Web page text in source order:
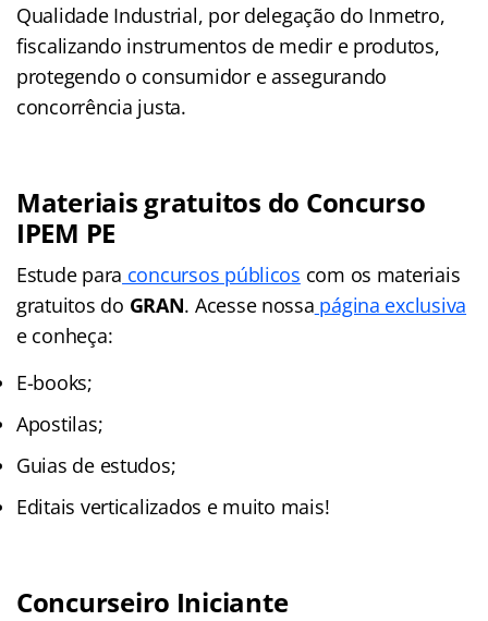
Qualidade Industrial, por delegação do Inmetro,
fiscalizando instrumentos de medir e produtos,
protegendo o consumidor e assegurando
concorrência justa.
Materiais gratuitos do Concurso
IPEM PE
Estude para concursos públicos com os materiais
gratuitos do GRAN. Acesse nossa página exclusiva
e conheça:
E-books;
Apostilas;
Guias de estudos;
Editais verticalizados e muito mais!
Concurseiro Iniciante